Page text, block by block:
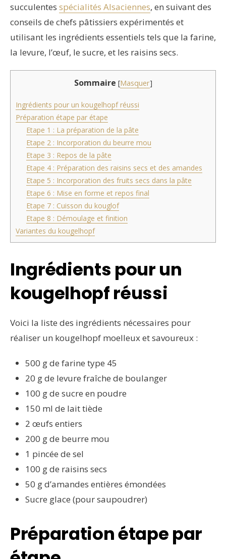
succulentes spécialités Alsaciennes, en suivant des
conseils de chefs pâtissiers expérimentés et
utilisant les ingrédients essentiels tels que la farine,
la levure, l’œuf, le sucre, et les raisins secs.
Sommaire [Masquer]
Ingrédients pour un kougelhopf réussi
Préparation étape par étape
Etape 1 : La préparation de la pâte
Etape 2 : Incorporation du beurre mou
Etape 3 : Repos de la pâte
Etape 4 : Préparation des raisins secs et des amandes
Etape 5 : Incorporation des fruits secs dans la pâte
Etape 6 : Mise en forme et repos final
Etape 7 : Cuisson du kouglof
Etape 8 : Démoulage et finition
Variantes du kougelhopf
Ingrédients pour un
kougelhopf réussi
Voici la liste des ingrédients nécessaires pour
réaliser un kougelhopf moelleux et savoureux :
500 g de farine type 45
20 g de levure fraîche de boulanger
100 g de sucre en poudre
150 ml de lait tiède
2 œufs entiers
200 g de beurre mou
1 pincée de sel
100 g de raisins secs
50 g d’amandes entières émondées
Sucre glace (pour saupoudrer)
Préparation étape par